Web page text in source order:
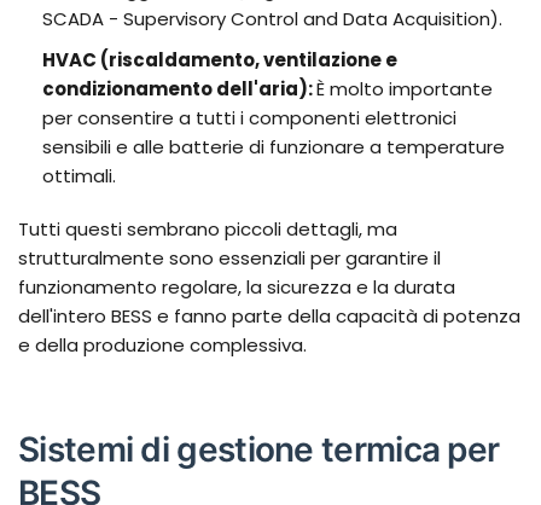
SCADA - Supervisory Control and Data Acquisition).
HVAC (riscaldamento, ventilazione e
condizionamento dell'aria):È molto importante
per consentire a tutti i componenti elettronici
sensibili e alle batterie di funzionare a temperature
ottimali.
Tutti questi sembrano piccoli dettagli, ma
strutturalmente sono essenziali per garantire il
funzionamento regolare, la sicurezza e la durata
dell'intero BESS e fanno parte della capacità di potenza
e della produzione complessiva.
Sistemi di gestione termica per
BESS